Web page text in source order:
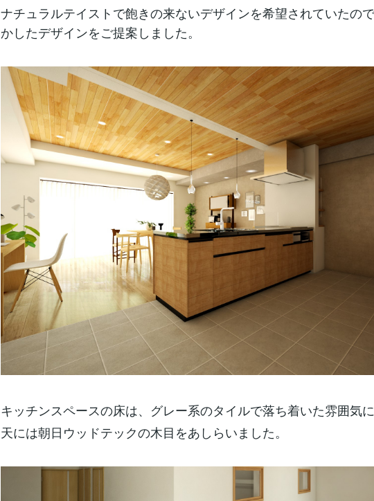
ナチュラルテイストで飽きの来ないデザインを希望されていたの
かしたデザインをご提案しました。
キッチンスペースの床は、グレー系のタイルで落ち着いた雰囲気
天には朝日ウッドテックの木目をあしらいました。